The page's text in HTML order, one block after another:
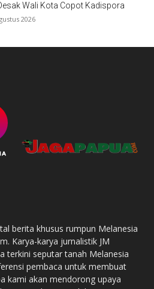
Wali Kota Copot Kadispora
2026
berita khusus rumpun Melanesia
Karya-karya jurnalistik JM
terkini seputar tanah Melanesia
pembaca untuk membuat
kami akan mendorong upaya